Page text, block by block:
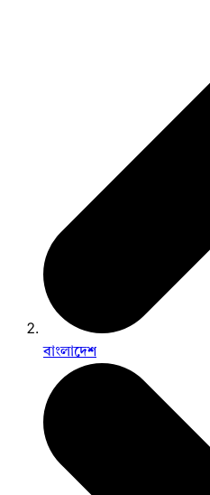
বাংলাদেশ